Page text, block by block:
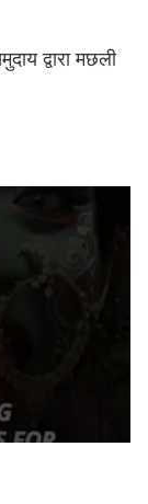
द्वारा मछली